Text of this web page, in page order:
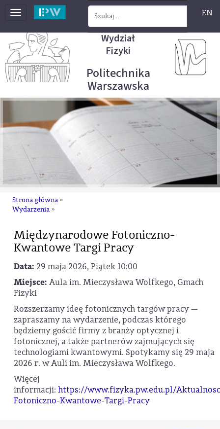
Toggle
EN
Wydział
Fizyki
Politechnika
Warszawska
Strona główna »
Wydarzenia »
Międzynarodowe Fotoniczno-
Kwantowe Targi Pracy
Data: 29 maja 2026, Piątek 10:00
Miejsce: Aula im. Mieczysława Wolfkego, Gmach
Fizyki
Rozszerzamy ideę fotonicznych targów pracy —
zapraszamy na wydarzenie, podczas którego
będziemy gościć firmy z branży optycznej i
fotonicznej, a także partnerów zajmujących się
technologiami kwantowymi. Spotykamy się 29 maja
2026 r. w Auli im. Mieczysława Wolfkego.
Więcej
informacji: https://www.fizyka.pw.edu.pl/
Fotoniczno-Kwantowe-Targi-Pracy